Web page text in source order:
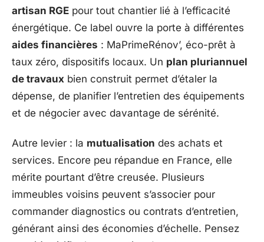
artisan RGE pour tout chantier lié à l’efficacité
énergétique. Ce label ouvre la porte à différentes
aides financières : MaPrimeRénov’, éco-prêt à
taux zéro, dispositifs locaux. Un plan pluriannuel
de travaux bien construit permet d’étaler la
dépense, de planifier l’entretien des équipements
et de négocier avec davantage de sérénité.
Autre levier : la mutualisation des achats et
services. Encore peu répandue en France, elle
mérite pourtant d’être creusée. Plusieurs
immeubles voisins peuvent s’associer pour
commander diagnostics ou contrats d’entretien,
générant ainsi des économies d’échelle. Pensez